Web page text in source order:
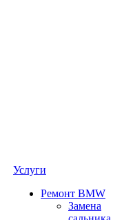
Услуги
Ремонт BMW
Замена